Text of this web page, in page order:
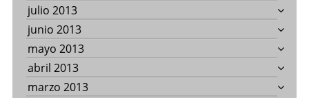
julio 2013
junio 2013
mayo 2013
abril 2013
marzo 2013